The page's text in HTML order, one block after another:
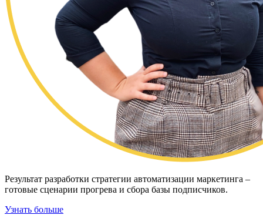
Результат разработки стратегии автоматизации маркетинга –
готовые сценарии прогрева и сбора базы подписчиков.
Узнать больше